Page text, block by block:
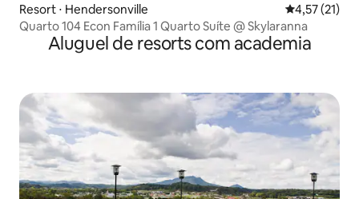
Resort ⋅ Hendersonville 4,57 de uma
4,57 (21)
Quarto 104 Econ Família 1 Quarto Suíte @ Skylaranna
Aluguel de resorts com academia